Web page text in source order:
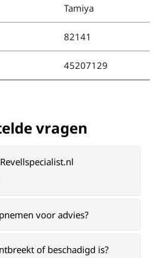
Tamiya
82141
45207129
vragen
voor advies?
of beschadigd is?